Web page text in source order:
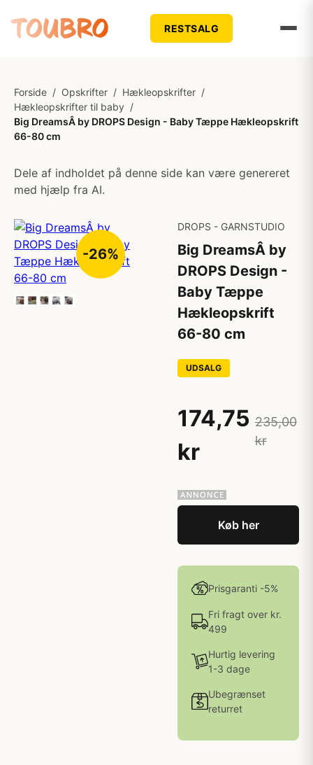
RESTSALG
Forside / Opskrifter / Hækleopskrifter /
Hækleopskrifter til baby /
Big DreamsÂ by DROPS Design - Baby Tæppe Hækleopskrift
66-80 cm
Dele af indholdet på denne side kan være genereret
med hjælp fra AI.
-26%
DROPS - GARNSTUDIO
Big DreamsÂ by
DROPS Design -
Baby Tæppe
Hækleopskrift
66-80 cm
UDSALG
174,75
kr
235,00
kr
Køb her
Prisgaranti -5%
Fri fragt over kr.
499
Hurtig levering
1-3 dage
Ubegrænset
returret